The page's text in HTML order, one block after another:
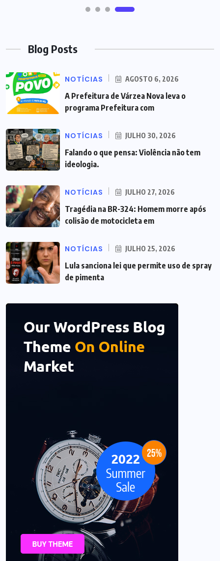
Blog Posts
NOTÍCIAS AGOSTO 6, 2026
A Prefeitura de Várzea Nova leva o
programa Prefeitura com
NOTÍCIAS JULHO 30, 2026
Falando o que pensa: Violência não tem
ideologia.
NOTÍCIAS JULHO 27, 2026
Tragédia na BR-324: Homem morre após
colisão de motocicleta em
NOTÍCIAS JULHO 25, 2026
Lula sanciona lei que permite uso de spray
de pimenta